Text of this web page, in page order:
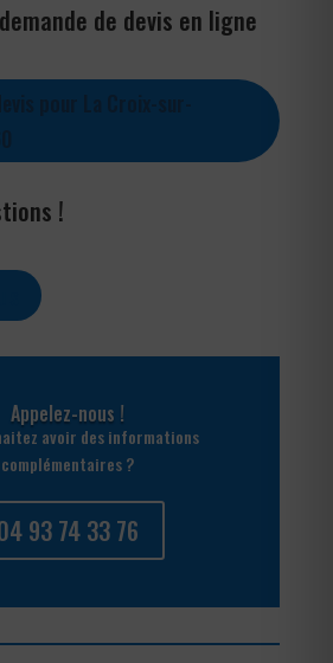
de devis en ligne
!
Appelez-nous !
avoir des informations
complémentaires ?
93 74 33 76